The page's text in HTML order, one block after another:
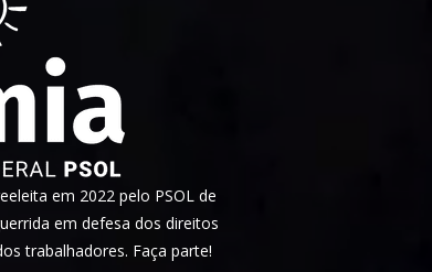
em 2022 pelo PSOL de
em defesa dos direitos
trabalhadores. Faça parte!